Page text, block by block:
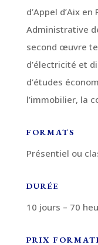
d’Appel d’Aix
Administrative
second œuvre
d’électricité et
d’études
l’immobilier, la
FORMATS
Présentiel ou
DURÉE
10 jours – 70
PRIX